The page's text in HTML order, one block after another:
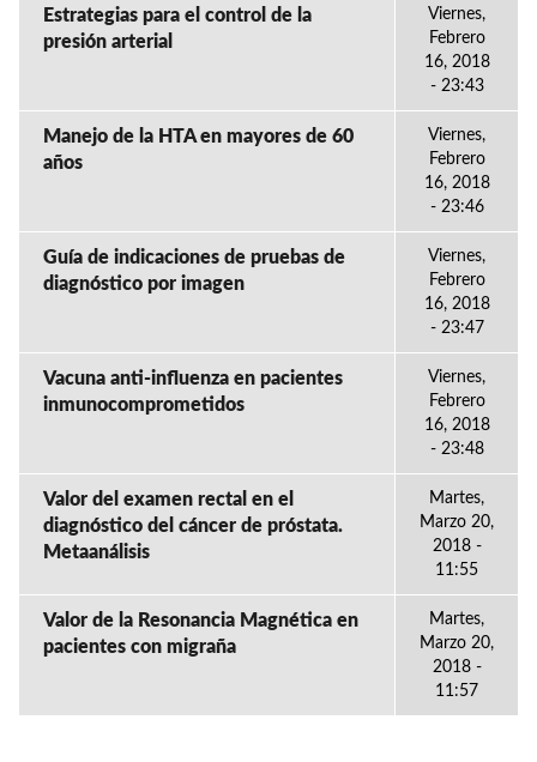
Estrategias para el control de la
presión arterial
Viernes,
Febrero
16, 2018
- 23:43
Manejo de la HTA en mayores de 60
años
Viernes,
Febrero
16, 2018
- 23:46
Guía de indicaciones de pruebas de
diagnóstico por imagen
Viernes,
Febrero
16, 2018
- 23:47
Vacuna anti-influenza en pacientes
inmunocomprometidos
Viernes,
Febrero
16, 2018
- 23:48
Valor del examen rectal en el
diagnóstico del cáncer de próstata.
Metaanálisis
Martes,
Marzo 20,
2018 -
11:55
Valor de la Resonancia Magnética en
pacientes con migraña
Martes,
Marzo 20,
2018 -
11:57